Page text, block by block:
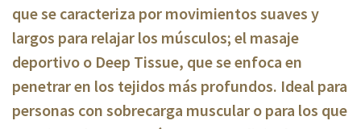
que se caracteriza por movimientos suaves y
largos para relajar los músculos; el masaje
deportivo o Deep Tissue, que se enfoca en
penetrar en los tejidos más profundos. Ideal para
personas con sobrecarga muscular o para los que